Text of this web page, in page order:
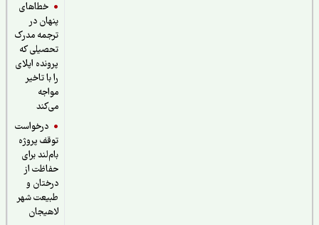
خطاهای
پنهان در
ترجمه مدرک
تحصیلی که
پرونده اپلای
را با تاخیر
درخواست
توقف پروژه
بام‌لند برای
حفاظت از
درختان و
طبیعت شهر
لاهیجان